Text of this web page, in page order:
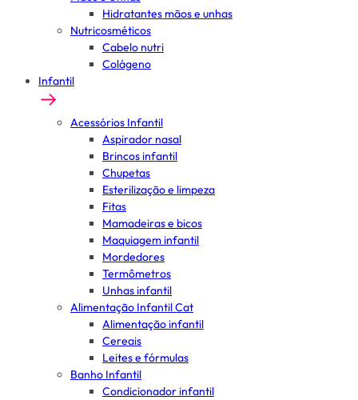
Hidratantes mãos e unhas
Nutricosméticos
Cabelo nutri
Colágeno
Infantil
Acessórios Infantil
Aspirador nasal
Brincos infantil
Chupetas
Esterilização e limpeza
Fitas
Mamadeiras e bicos
Maquiagem infantil
Mordedores
Termômetros
Unhas infantil
Alimentação Infantil Cat
Alimentação infantil
Cereais
Leites e fórmulas
Banho Infantil
Condicionador infantil